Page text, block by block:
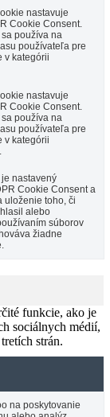
nastavuje
Cookie Consent.
používa na
používateľa pre
v kategórii
nastavuje
Cookie Consent.
používa na
používateľa pre
v kategórii
nastavený
Cookie Consent a
uloženie toho, či
alebo
súborov
žiadne
funkcie, ako je
sociálnych médií,
strán.
na poskytovanie